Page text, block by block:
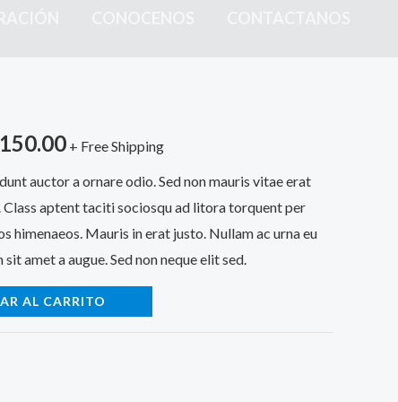
150.00 + Free Shipping
auctor a ornare odio. Sed non mauris vitae erat
Class aptent taciti sociosqu ad litora torquent per
himenaeos. Mauris in erat justo. Nullam ac urna eu
amet a augue. Sed non neque elit sed.
AL CARRITO